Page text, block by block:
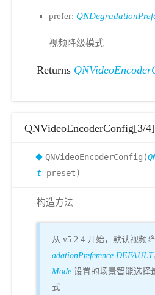
prefer:
视频降级模式
Returns
QNVideoEncoderConfig[3/4]
QNVideoEncoderConfig(
t preset)
构造方法
从 v5.2.4 开始，默认视频
adationPreference.DEFAULT
Mode 设置的场景智能选择
式